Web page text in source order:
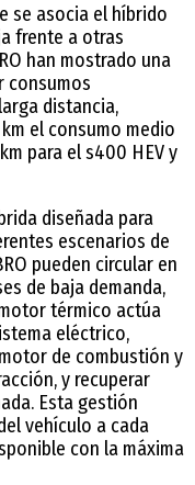
se asocia el híbrido
frente a otras
han mostrado una
consumos
distancia,
el consumo medio
para el s400 HEV y
diseñada para
escenarios de
pueden circular en
de baja demanda,
térmico actúa
eléctrico,
de combustión y
y recuperar
Esta gestión
vehículo a cada
con la máxima